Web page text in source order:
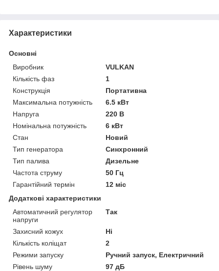
Характеристики
Основні
Виробник
VULKAN
Кількість фаз
1
Конструкція
Портативна
Максимальна потужність
6.5 кВт
Напруга
220 В
Номінальна потужність
6 кВт
Стан
Новий
Тип генератора
Синхронний
Тип палива
Дизельне
Частота струму
50 Гц
Гарантійний термін
12 міс
Додаткові характеристики
Автоматичний регулятор
напруги
Так
Захисний кожух
Ні
Кількість коліщат
2
Режими запуску
Ручний запуск, Електричний
Рівень шуму
97 дБ